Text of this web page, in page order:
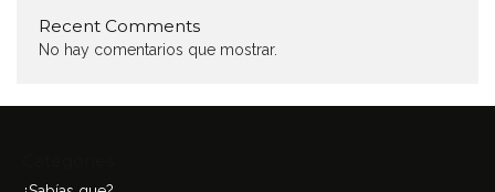
Recent Comments
No hay comentarios que mostrar.